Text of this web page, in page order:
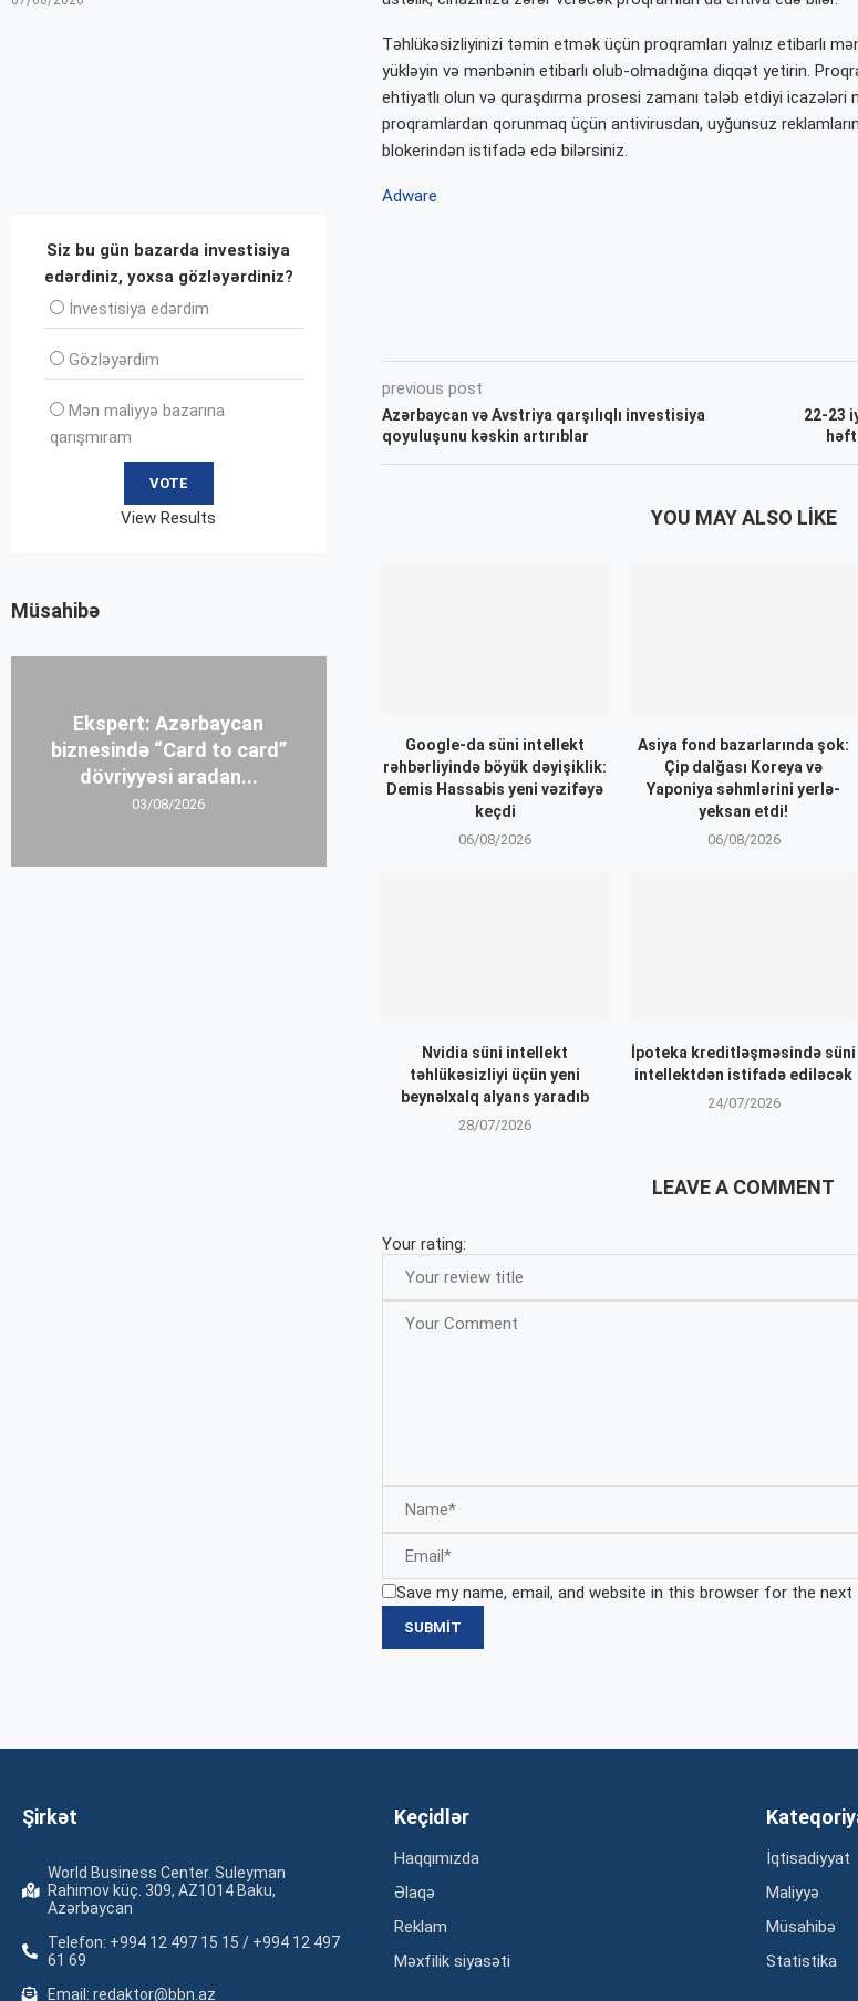
Təhlükəsizliyinizi təmin etmək üçün proqramları yalnız etibarlı
yükləyin və mənbənin etibarlı olub-olmadığına diqqət yetirin.
ehtiyatlı olun və quraşdırma prosesi zamanı tələb etdiyi icazələri
proqramlardan qorunmaq üçün antivirusdan, uyğunsuz
blokerindən istifadə edə bilərsiniz.
Adware
previous post
Azərbaycan və Avstriya qarşılıqlı investisiya
qoyuluşunu kəskin artırıblar
22-23
YOU MAY ALSO LIKE
Google-da süni intellekt
rəhbərliyində böyük dəyişiklik:
Demis Hassabis yeni vəzifəyə
keçdi
06/08/2026
Asiya fond bazarlarında şok:
Çip dalğası Koreya və
Yaponiya səhmlərini yerlə-
yeksan etdi!
06/08/2026
Nvidia süni intellekt
təhlükəsizliyi üçün yeni
beynəlxalq alyans yaradıb
28/07/2026
İpoteka kreditləşməsində süni
intellektdən istifadə ediləcək
24/07/2026
LEAVE A COMMENT
Your rating:
Save my name, email, and website in this browser for the
Siz bu gün bazarda investisiya
edərdiniz, yoxsa gözləyərdiniz?
İnvеstisiya edərdim
Gözləyərdim
Mən maliyyə bazarına
qarışmıram
View Results
Müsahibə
Ekspert: Azərbaycan
biznesində “Card to card”
dövriyyəsi aradan...
03/08/2026
Şirkət
World Business Center. Suleyman
Rahimov küç. 309, AZ1014 Baku,
Azərbaycan
Telefon: +994 12 497 15 15 / +994 12 497
61 69
Email: redaktor@bbn.az
Keçidlər
Haqqımızda
Əlaqə
Reklam
Məxfilik siyasəti
İqtisadiyyat
Maliyyə
Müsahibə
Statistika